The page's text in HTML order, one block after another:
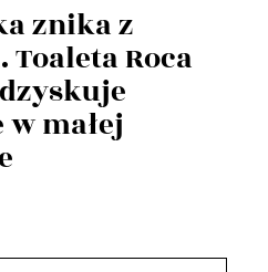
znika z
Roca
małej